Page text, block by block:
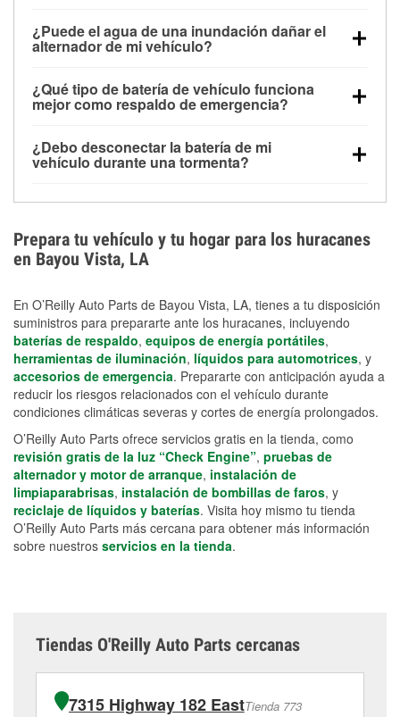
alimentar pequeños accesorios durante un tiempo
limitado, pero el uso repetido sin conducir el vehículo
contar con un equipo de carga de respaldo para
cortes prolongados.
¿Puede el agua de una inundación dañar el
alternador de mi vehículo?
parte baja del compartimento del motor y pueden
dañarse si se sumergen, lo que puede provocar una
días después de la exposición.
¿Qué tipo de batería de vehículo funciona
mejor como respaldo de emergencia?
para aplicaciones de ciclo profundo porque son
selladas, resistentes a las vibraciones y más
¿Debo desconectar la batería de mi
vehículo durante una tormenta?
los daños por inundación. Evitar el agua estancada y
preparar opciones de carga de respaldo son
medidas de protección más efectivas.
Prepara tu vehículo y tu hogar para los huracanes
en Bayou Vista, LA
En O’Reilly Auto Parts de Bayou Vista, LA, tienes a tu disposición
suministros para prepararte ante los huracanes, incluyendo
baterías de respaldo, equipos de energía portátiles,
herramientas de iluminación, líquidos para automotrices, y
accesorios de emergencia. Prepararte con anticipación ayuda a
reducir los riesgos relacionados con el vehículo durante
condiciones climáticas severas y cortes de energía prolongados.
O’Reilly Auto Parts ofrece servicios gratis en la tienda, como
revisión gratis de la luz “Check Engine”, pruebas de
alternador y motor de arranque, instalación de
limpiaparabrisas, instalación de bombillas de faros, y
reciclaje de líquidos y baterías. Visita hoy mismo tu tienda
O’Reilly Auto Parts más cercana para obtener más información
sobre nuestros servicios en la tienda.
Tiendas O'Reilly Auto Parts cercanas
7315 Highway 182 EastTienda 773